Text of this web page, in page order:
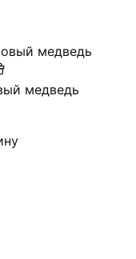
медведь